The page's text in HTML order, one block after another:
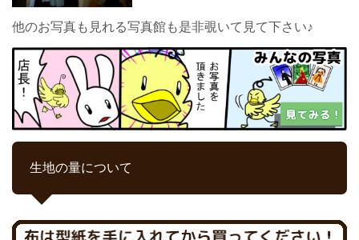
他のお写真も見れる写真館も是非覗いて見て下さい♪
生地の量について